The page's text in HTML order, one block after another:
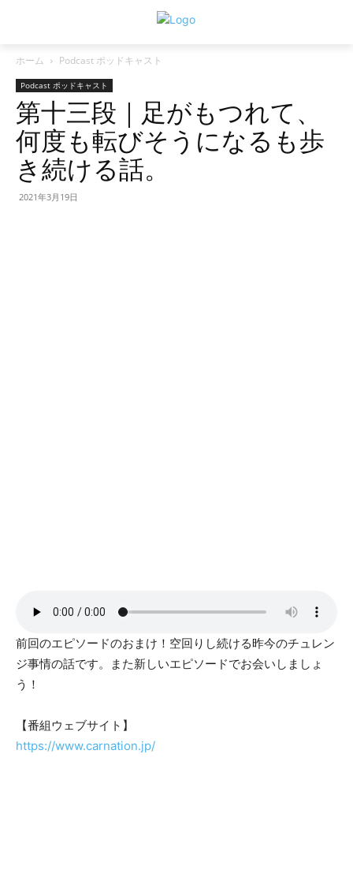
ホーム Podcast ポッドキャスト
Podcast ポッドキャスト
第十三段｜足がもつれて、
何度も転びそうになるも歩
き続ける話。
2021年3月19日
前回のエピソードのおまけ！空回りし続ける昨今のチュレン
ジ事情の話です。また新しいエピソードでお会いしましょ
う！
【番組ウェブサイト】
https://www.carnation.jp/